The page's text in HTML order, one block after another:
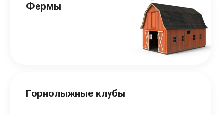
Фермы
Горнолыжные клубы